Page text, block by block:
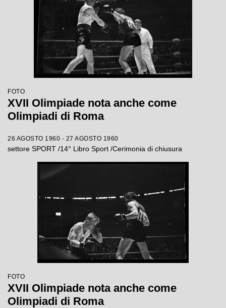
FOTO
XVII Olimpiade nota anche come
Olimpiadi di Roma
26 AGOSTO 1960 - 27 AGOSTO 1960
settore SPORT /14° Libro Sport /Cerimonia di chiusura
FOTO
XVII Olimpiade nota anche come
Olimpiadi di Roma